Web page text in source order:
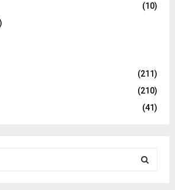
(10)
(211)
(210)
(41)